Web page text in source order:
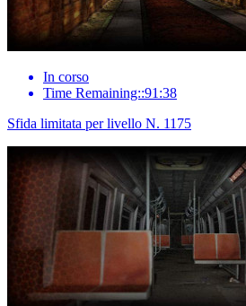
In corso
Time Remaining::91:38
Sfida limitata per livello N. 1175